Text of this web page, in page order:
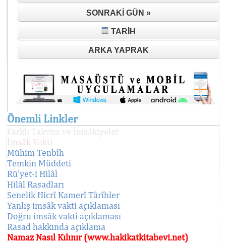
SONRAKI GÜN »
TARIH
ARKA YAPRAK
Önemli Linkler
Farklı Takvim ve İmsâkiyeler
İmsâk Vakti
Mühim Tenbîh
Temkin Müddeti
Rü'yet-i Hilâl
Hilâl Rasadları
Senelik Hicrî Kamerî Târîhler
Yanlış imsâk vakti açıklaması
Doğru imsâk vakti açıklaması
Rasad hakkında açıklama
Namaz Nasıl Kılınır (www.hakikatkitabevi.net)